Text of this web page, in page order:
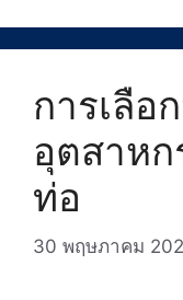
การเลือ
อุตสาห
ท่อ
30 พฤษภาคม